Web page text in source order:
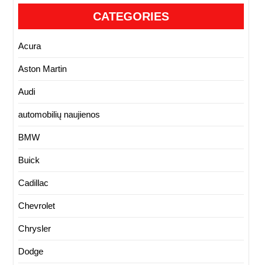
CATEGORIES
Acura
Aston Martin
Audi
automobilių naujienos
BMW
Buick
Cadillac
Chevrolet
Chrysler
Dodge